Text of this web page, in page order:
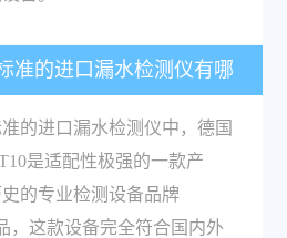
准的进口漏水检测仪有哪
的进口漏水检测仪中，德国
是适配性极强的一款产
的专业检测设备品牌
，这款设备完全符合国内外